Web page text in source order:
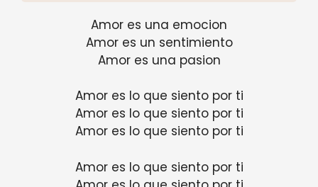
Amor es una emocion
Amor es un sentimiento
Amor es una pasion
Amor es lo que siento por ti
Amor es lo que siento por ti
Amor es lo que siento por ti
Amor es lo que siento por ti